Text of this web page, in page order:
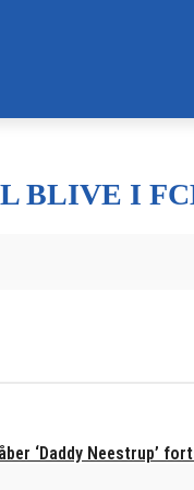
BLIVE I
‘Daddy Neestrup’